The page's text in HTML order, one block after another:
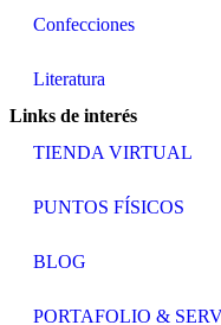
Confecciones
Literatura
Links de interés
TIENDA VIRTUAL
PUNTOS FÍSICOS
BLOG
PORTAFOLIO &